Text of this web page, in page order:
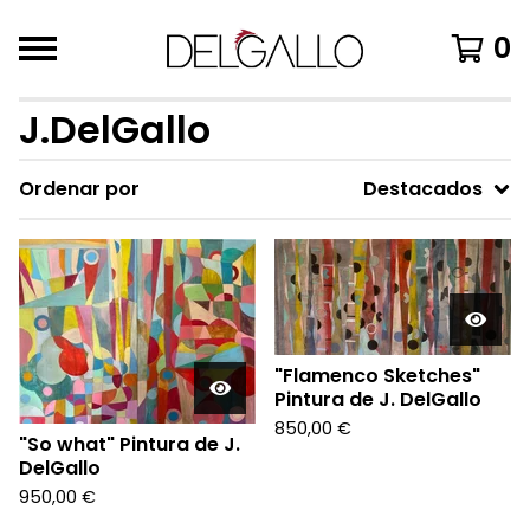
0
J.DelGallo
Ordenar por Destacados
"So what" Pintura de J.
DelGallo
950,00 €
"Flamenco Sketches"
Pintura de J. DelGallo
850,00 €